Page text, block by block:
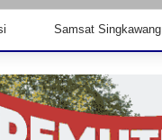
Samsat Singkawang